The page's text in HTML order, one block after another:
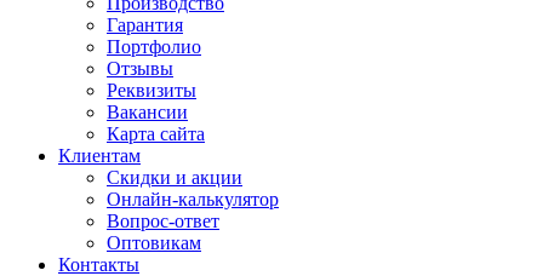
Гарантия
Портфолио
Отзывы
Реквизиты
Вакансии
Карта сайта
Клиентам
Скидки и акции
Онлайн-калькулятор
Вопрос-ответ
Оптовикам
Контакты